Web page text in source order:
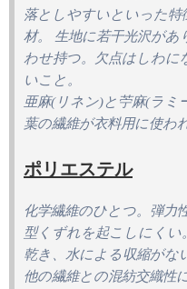
落としやすいといった特
材。 生地に若干光沢が
わせ持つ。欠点はしわ
いこと。
亜麻(リネン)と苧麻(ラミ
葉の繊維が衣料用に使わ
ポリエステル
化学繊維のひとつ。弾力
型くずれを起こしにくい
乾き、水による収縮がな
他の繊維との混紡交織性